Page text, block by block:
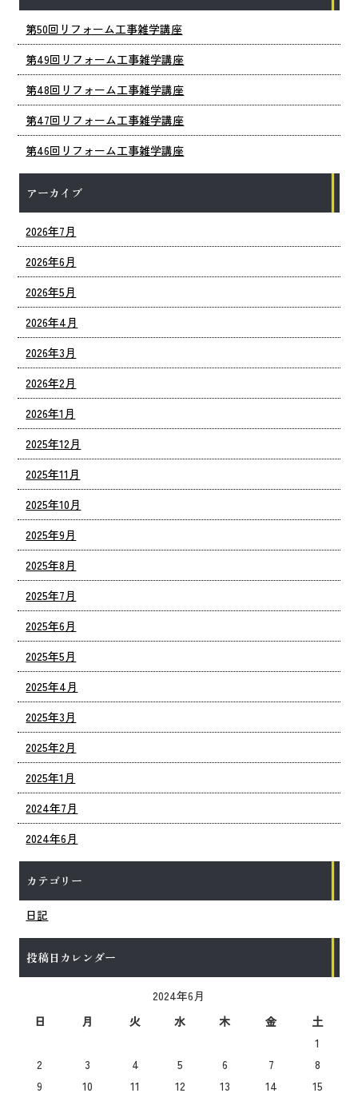
第50回リフォーム工事雑学講座
第49回リフォーム工事雑学講座
第48回リフォーム工事雑学講座
第47回リフォーム工事雑学講座
第46回リフォーム工事雑学講座
アーカイブ
2026年7月
2026年6月
2026年5月
2026年4月
2026年3月
2026年2月
2026年1月
2025年12月
2025年11月
2025年10月
2025年9月
2025年8月
2025年7月
2025年6月
2025年5月
2025年4月
2025年3月
2025年2月
2025年1月
2024年7月
2024年6月
カテゴリー
日記
投稿日カレンダー
2024年6月
日
月 火 水 木 金
土
1
2
3 4 5 6 7
8
9
10 11 12 13 14 15